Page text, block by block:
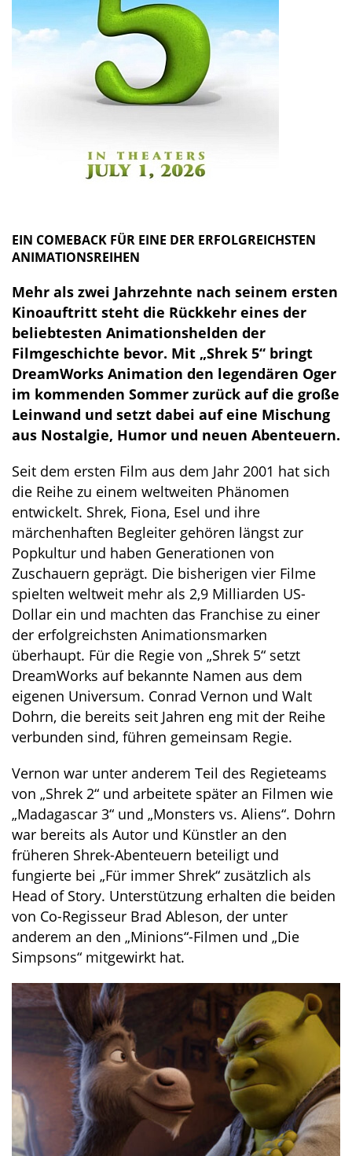
EIN COMEBACK FÜR EINE DER ERFOLGREICHSTEN
ANIMATIONSREIHEN
Mehr als zwei Jahrzehnte nach seinem ersten
Kinoauftritt steht die Rückkehr eines der
beliebtesten Animationshelden der
Filmgeschichte bevor. Mit „Shrek 5“ bringt
DreamWorks Animation den legendären Oger
im kommenden Sommer zurück auf die große
Leinwand und setzt dabei auf eine Mischung
aus Nostalgie, Humor und neuen Abenteuern.
Seit dem ersten Film aus dem Jahr 2001 hat sich
die Reihe zu einem weltweiten Phänomen
entwickelt. Shrek, Fiona, Esel und ihre
märchenhaften Begleiter gehören längst zur
Popkultur und haben Generationen von
Zuschauern geprägt. Die bisherigen vier Filme
spielten weltweit mehr als 2,9 Milliarden US-
Dollar ein und machten das Franchise zu einer
der erfolgreichsten Animationsmarken
überhaupt. Für die Regie von „Shrek 5“ setzt
DreamWorks auf bekannte Namen aus dem
eigenen Universum. Conrad Vernon und Walt
Dohrn, die bereits seit Jahren eng mit der Reihe
verbunden sind, führen gemeinsam Regie.
Vernon war unter anderem Teil des Regieteams
von „Shrek 2“ und arbeitete später an Filmen wie
„Madagascar 3“ und „Monsters vs. Aliens“. Dohrn
war bereits als Autor und Künstler an den
früheren Shrek-Abenteuern beteiligt und
fungierte bei „Für immer Shrek“ zusätzlich als
Head of Story. Unterstützung erhalten die beiden
von Co-Regisseur Brad Ableson, der unter
anderem an den „Minions“-Filmen und „Die
Simpsons“ mitgewirkt hat.